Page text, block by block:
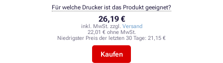
26,19 €
inkl. MwSt. zzgl. Versand
22,01 € ohne MwSt.
Niedrigster Preis der letzten 30 Tage: 21,15 €
Kaufen
Für welche Drucker ist das Produkt geeignet?